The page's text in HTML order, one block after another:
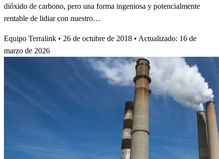
dióxido de carbono, pero una forma ingeniosa y potencialmente
rentable de lidiar con nuestro…
Equipo Terralink • 26 de octubre de 2018 • Actualizado: 16 de
marzo de 2026